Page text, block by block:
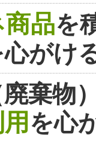
品を
がけ
棄物
を心